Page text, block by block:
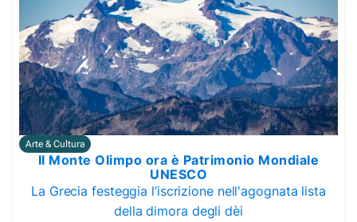
Arte & Cultura
Il Monte Olimpo ora è Patrimonio Mondiale
UNESCO
La Grecia festeggia l’iscrizione nell'agognata lista
della dimora degli dèi